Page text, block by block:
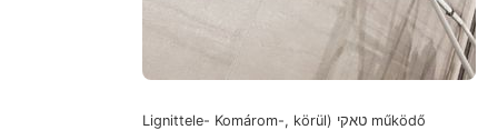
Lignittele- Komárom-, körül) טאקי működő